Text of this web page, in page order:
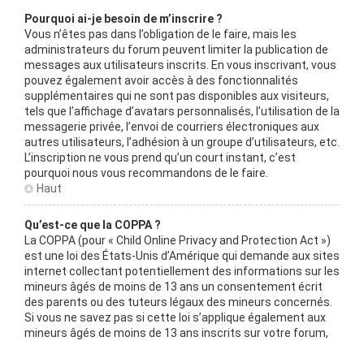
Pourquoi ai-je besoin de m’inscrire ?
Vous n’êtes pas dans l’obligation de le faire, mais les
administrateurs du forum peuvent limiter la publication de
messages aux utilisateurs inscrits. En vous inscrivant, vous
pouvez également avoir accès à des fonctionnalités
supplémentaires qui ne sont pas disponibles aux visiteurs,
tels que l’affichage d’avatars personnalisés, l’utilisation de la
messagerie privée, l’envoi de courriers électroniques aux
autres utilisateurs, l’adhésion à un groupe d’utilisateurs, etc.
L’inscription ne vous prend qu’un court instant, c’est
pourquoi nous vous recommandons de le faire.
Haut
Qu’est-ce que la COPPA ?
La COPPA (pour « Child Online Privacy and Protection Act »)
est une loi des États-Unis d’Amérique qui demande aux sites
internet collectant potentiellement des informations sur les
mineurs âgés de moins de 13 ans un consentement écrit
des parents ou des tuteurs légaux des mineurs concernés.
Si vous ne savez pas si cette loi s’applique également aux
mineurs âgés de moins de 13 ans inscrits sur votre forum,